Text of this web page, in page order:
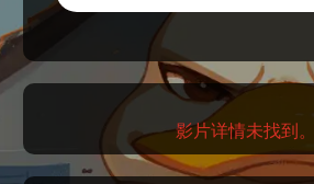
影片详情未找到。